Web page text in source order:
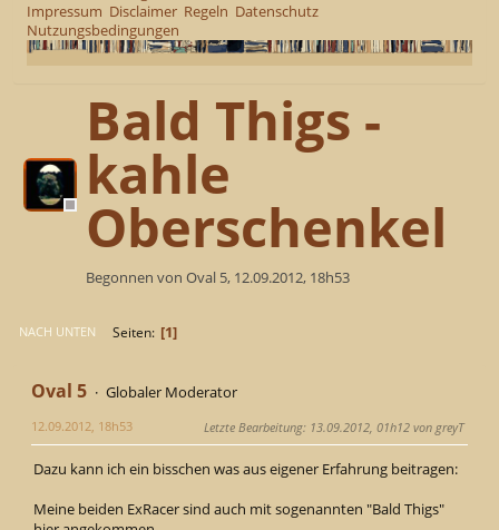
Impressum Disclaimer Regeln Datenschutz
Nutzungsbedingungen
Bald Thigs -
kahle
Oberschenkel
Begonnen von Oval 5, 12.09.2012, 18h53
NACH UNTEN Seiten 1
Oval 5 Globaler Moderator
12.09.2012, 18h53 Letzte Bearbeitung: 13.09.2012, 01h12 von greyT
Dazu kann ich ein bisschen was aus eigener Erfahrung beitragen:
Meine beiden ExRacer sind auch mit sogenannten "Bald Thigs"